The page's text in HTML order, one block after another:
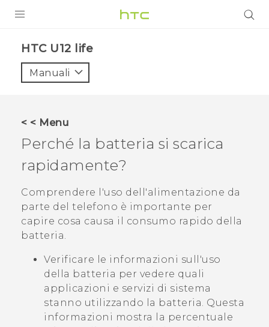
VIVE
VIVERSE
ASSISTENZA
Accessori e dispositivi HTC
Accesso
HTC U12 life‎
Manuali
< < Menu
Perché la batteria si scarica
rapidamente?
Comprendere l'uso dell'alimentazione da
parte del telefono è importante per
capire cosa causa il consumo rapido della
batteria.
Verificare le informazioni sull'uso
della batteria per vedere quali
applicazioni e servizi di sistema
stanno utilizzando la batteria. Questa
informazioni mostra la percentuale